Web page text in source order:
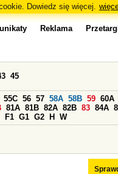
Dowiedz się więcej.
Reklama
45
55C 56 57 58A 58B 59 60A
81A 81B 82A 82B 83 84A
F1 G1 G2 H W